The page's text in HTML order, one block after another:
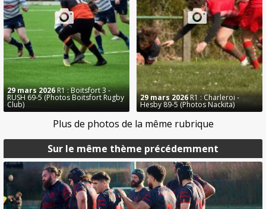
Sur le même thème précédemment
29 mars 2026R1 : Boitsfort 3 -
RUSH 69-5 (Photos Boitsfort Rugby
Club)
29 mars 2026R1 : Charleroi -
Hesby 89-5 (Photos Nackita)
Plus de photos de la même rubrique